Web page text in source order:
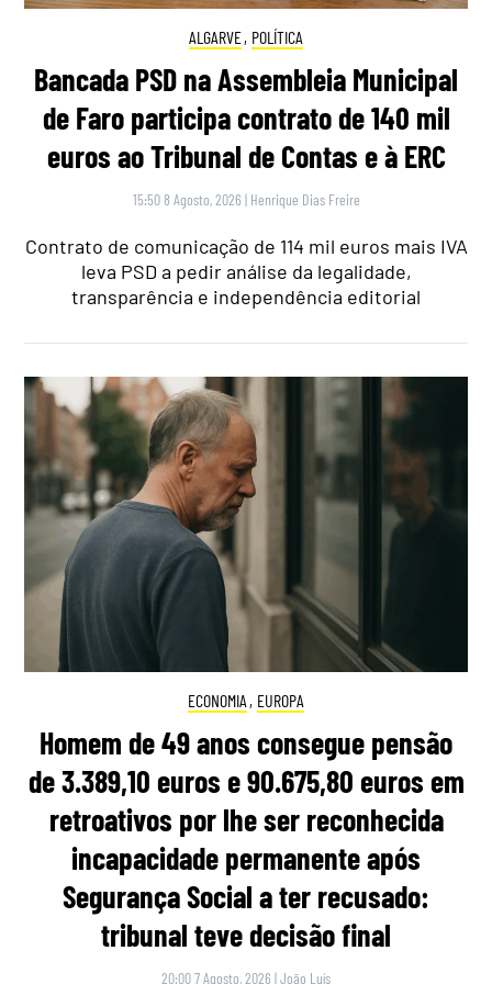
ALGARVE, POLÍTICA
Bancada PSD na Assembleia Municipal
de Faro participa contrato de 140 mil
euros ao Tribunal de Contas e à ERC
15:50 8 Agosto, 2026 | Henrique Dias Freire
Contrato de comunicação de 114 mil euros mais IVA
leva PSD a pedir análise da legalidade,
transparência e independência editorial
ECONOMIA , EUROPA
Homem de 49 anos consegue pensão
de 3.389,10 euros e 90.675,80 euros em
retroativos por lhe ser reconhecida
incapacidade permanente após
Segurança Social a ter recusado:
tribunal teve decisão final
20:00 7 Agosto, 2026 |João Luís